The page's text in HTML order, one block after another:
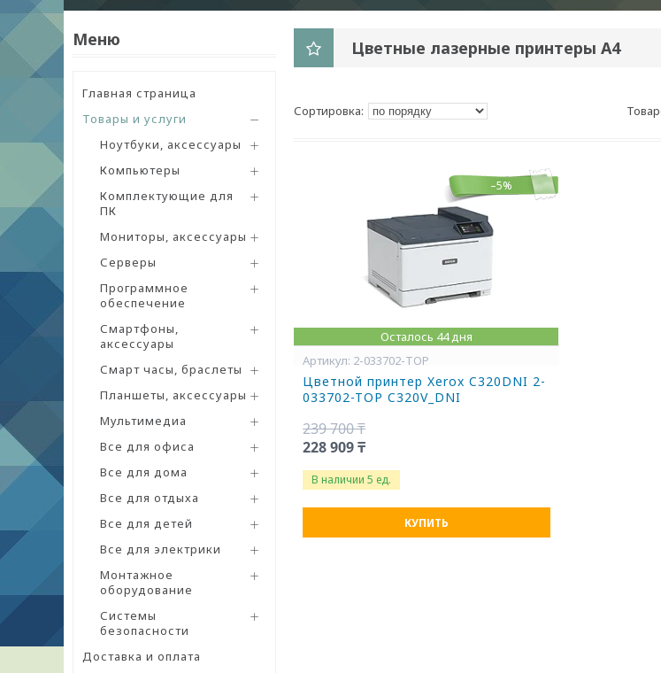
Главная страница
Товары и услуги
Ноутбуки, аксессуары
Компьютеры
Комплектующие для
ПК
Мониторы, аксессуары
Серверы
Программное
обеспечение
Смартфоны,
аксессуары
Смарт часы, браслеты
Планшеты, аксессуары
Мультимедиа
Все для офиса
Все для дома
Все для отдыха
Все для детей
Все для электрики
Монтажное
оборудование
Системы
безопасности
Доставка и оплата
Цветные лазерные принтеры А4
–5%
Осталось 44 дня
2-033702-TOP
Цветной принтер Xerox C320DNI 2-
033702-TOP C320V_DNI
239 700 ₸
228 909 ₸
В наличии 5 ед.
КУПИТЬ